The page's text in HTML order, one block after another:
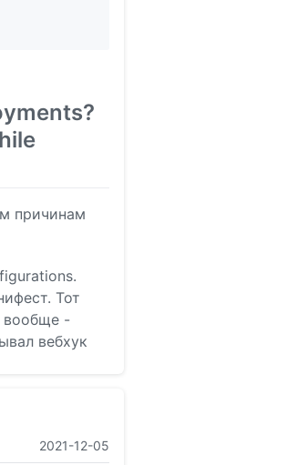
причинам
Тот
вообще -
вебхук
2021-12-05